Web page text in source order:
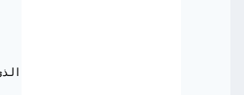
النص